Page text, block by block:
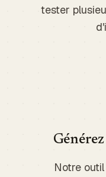
tester
Notre